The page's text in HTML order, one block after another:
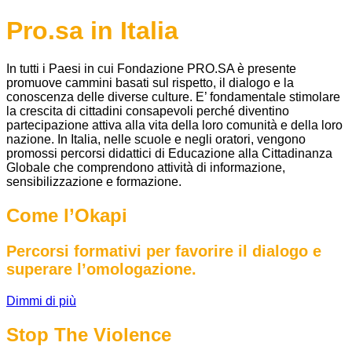
Pro.sa in Italia
In tutti i Paesi in cui Fondazione PRO.SA è presente
promuove cammini basati sul rispetto, il dialogo e la
conoscenza delle diverse culture. E’ fondamentale stimolare
la crescita di cittadini consapevoli perché diventino
partecipazione attiva alla vita della loro comunità e della loro
nazione. In Italia, nelle scuole e negli oratori, vengono
promossi percorsi didattici di Educazione alla Cittadinanza
Globale che comprendono attività di informazione,
sensibilizzazione e formazione.
Come l’Okapi
Percorsi formativi per favorire il dialogo e
superare l’omologazione.
Dimmi di più
Stop The Violence